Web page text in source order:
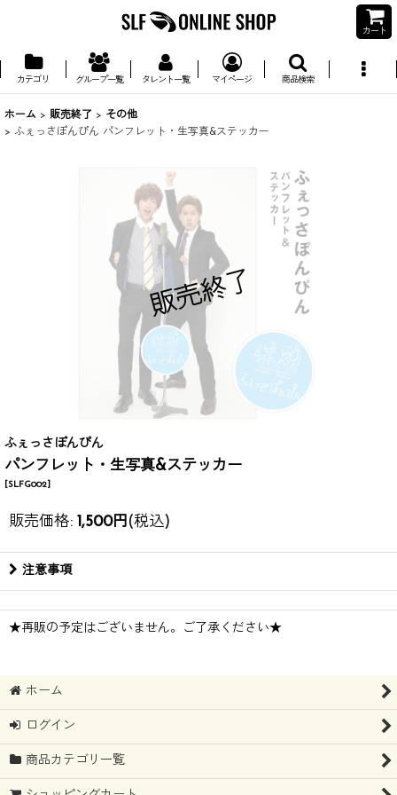
カート
カテゴリ グループ一覧 タレント一覧 マイページ 商品検索
ホーム > 販売終了 > その他
> ふぇっさぽんぴん パンフレット・生写真&ステッカー
ふぇっさぽんぴん
パンフレット・生写真&ステッカー
[SLFG002]
販売価格: 1,500円 (税込)
注意事項
★再販の予定はございません。ご了承ください★
ホーム
ログイン
商品カテゴリ一覧